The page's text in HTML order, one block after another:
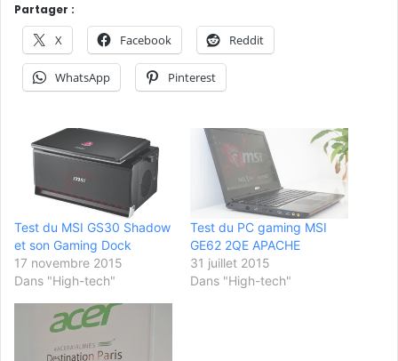
Partager :
X Facebook Reddit
WhatsApp Pinterest
Test du MSI GS30 Shadow
et son Gaming Dock
17 novembre 2015
Dans "High-tech"
Test du PC gaming MSI
GE62 2QE APACHE
31 juillet 2015
Dans "High-tech"